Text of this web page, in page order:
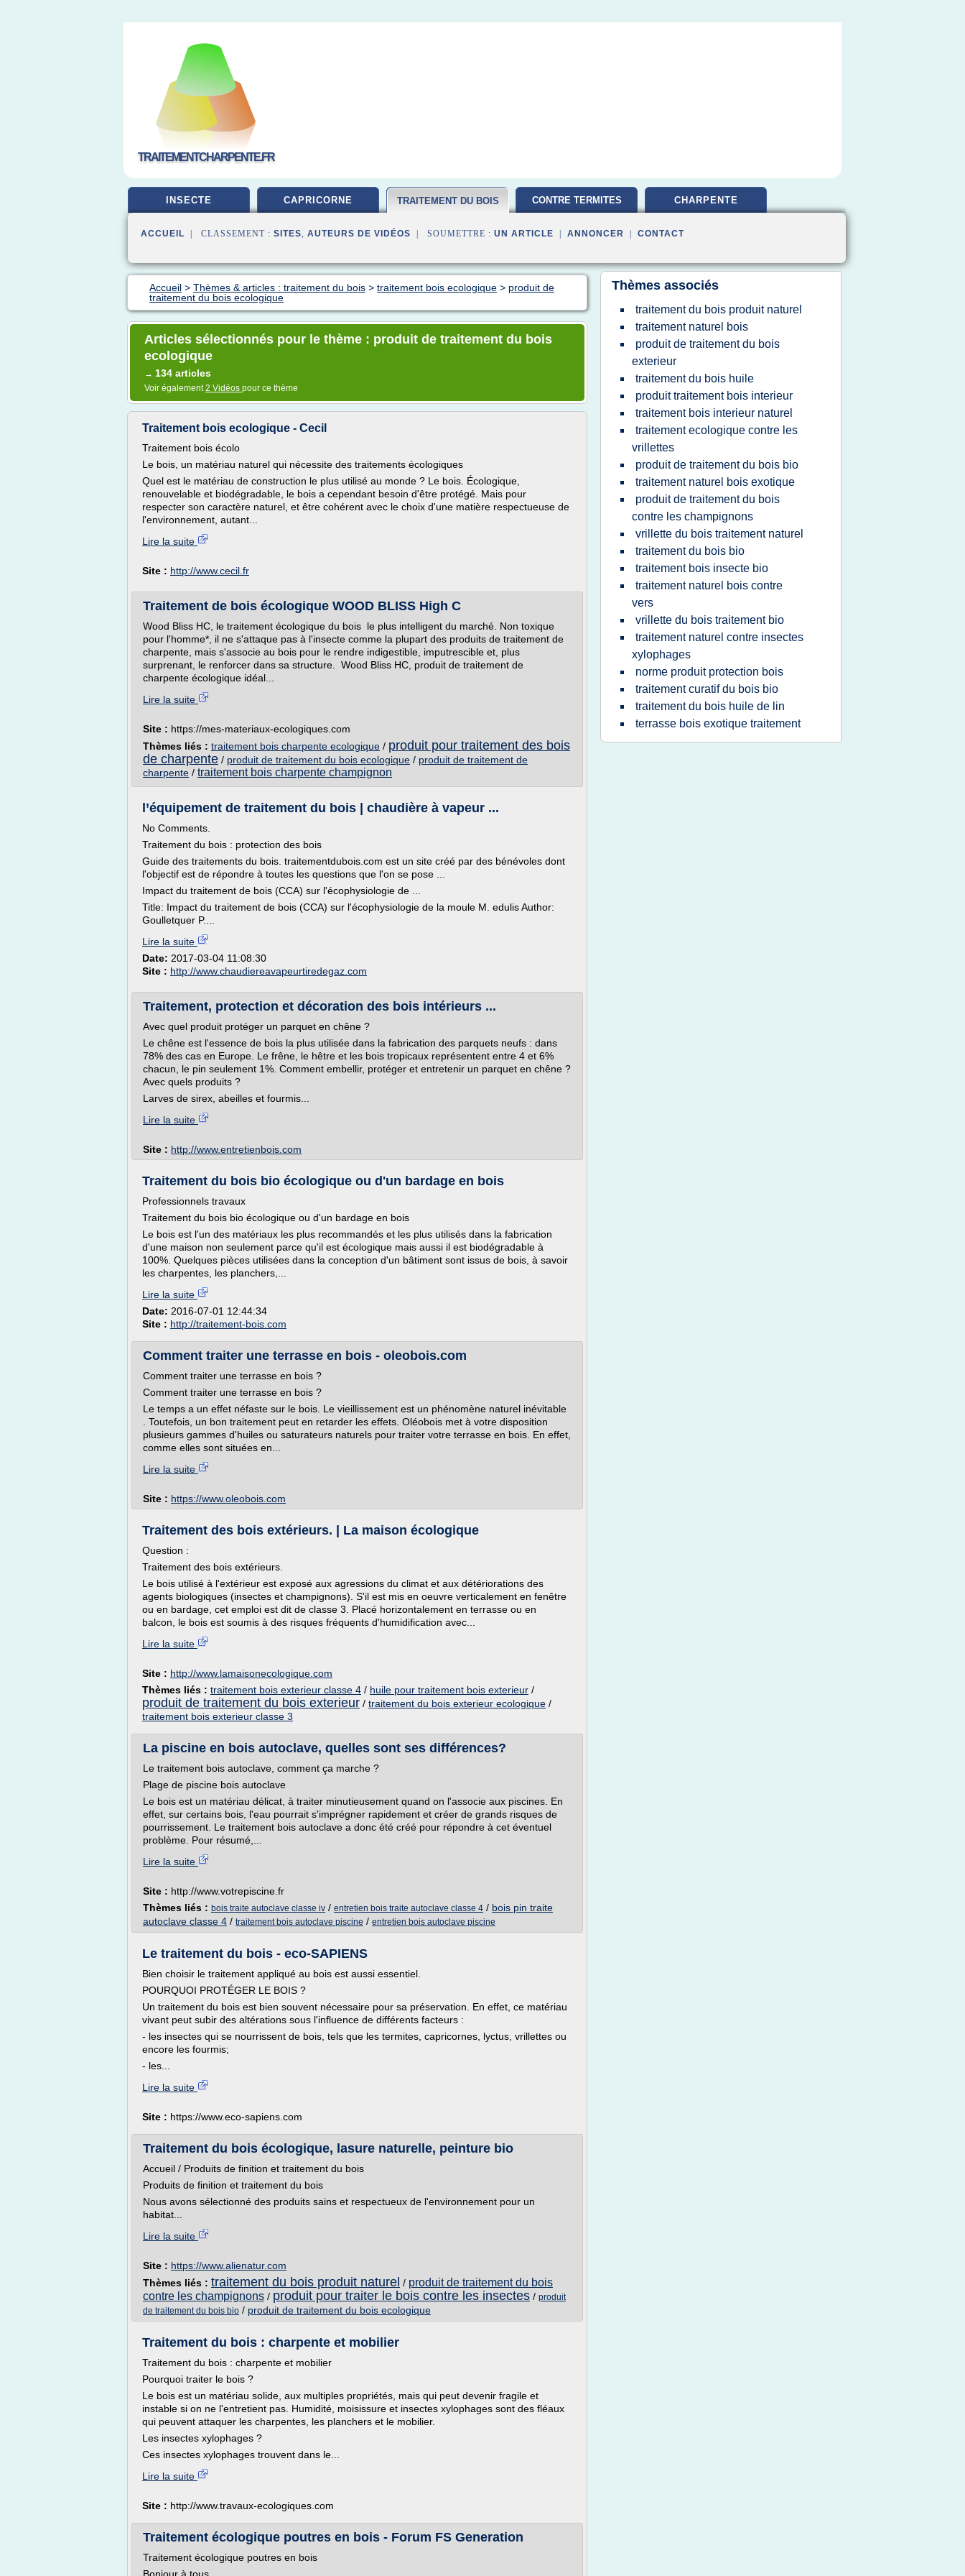
TRAITEMENTCHARPENTE.FR
INSECTE CAPRICORNE TRAITEMENT DU BOIS CONTRE TERMITES CHARPENTE
ACCUEIL | CLASSEMENT : SITES, AUTEURS DE VIDÉOS | SOUMETTRE : UN ARTICLE ANNONCER CONTACT
Accueil > Thèmes & articles : traitement du bois > traitement bois ecologique > produit de
traitement du bois ecologique
Articles sélectionnés pour le thème : produit de traitement du bois
ecologique
→ 134 articles
Voir également2 Vidéos pour ce thème
Traitement bois ecologique - Cecil
Traitement bois écolo
Le bois, un matériau naturel qui nécessite des traitements écologiques
Quel est le matériau de construction le plus utilisé au monde ? Le bois. Écologique,
renouvelable et biodégradable, le bois a cependant besoin d'être protégé. Mais pour
respecter son caractère naturel, et être cohérent avec le choix d'une matière respectueuse de
l'environnement, autant...
Lire la suite
Site : http://www.cecil.fr
Traitement de bois écologique WOOD BLISS High C
Wood Bliss HC, le traitement écologique du bois le plus intelligent du marché. Non toxique
pour l'homme*, il ne s'attaque pas à l'insecte comme la plupart des produits de traitement de
charpente, mais s'associe au bois pour le rendre indigestible, imputrescible et, plus
surprenant, le renforcer dans sa structure. Wood Bliss HC, produit de traitement de
charpente écologique idéal...
Lire la suite
Site : https://mes-materiaux-ecologiques.com
Thèmes liés : traitement bois charpente ecologique / produit pour traitement des bois
de charpente / produit de traitement du bois ecologique / produit de traitement de
charpente / traitement bois charpente champignon
l’équipement de traitement du bois | chaudière à vapeur ...
No Comments.
Traitement du bois : protection des bois
Guide des traitements du bois. traitementdubois.com est un site créé par des bénévoles dont
l'objectif est de répondre à toutes les questions que l'on se pose ...
Impact du traitement de bois (CCA) sur l'écophysiologie de ...
Title: Impact du traitement de bois (CCA) sur l'écophysiologie de la moule M. edulis Author:
Goulletquer P....
Lire la suite
Date: 2017-03-04 11:08:30
Site : http://www.chaudiereavapeurtiredegaz.com
Traitement, protection et décoration des bois intérieurs ...
Avec quel produit protéger un parquet en chêne ?
Le chêne est l'essence de bois la plus utilisée dans la fabrication des parquets neufs : dans
78% des cas en Europe. Le frêne, le hêtre et les bois tropicaux représentent entre 4 et 6%
chacun, le pin seulement 1%. Comment embellir, protéger et entretenir un parquet en chêne ?
Avec quels produits ?
Larves de sirex, abeilles et fourmis...
Lire la suite
Site : http://www.entretienbois.com
Traitement du bois bio écologique ou d'un bardage en bois
Professionnels travaux
Traitement du bois bio écologique ou d'un bardage en bois
Le bois est l'un des matériaux les plus recommandés et les plus utilisés dans la fabrication
d'une maison non seulement parce qu'il est écologique mais aussi il est biodégradable à
100%. Quelques pièces utilisées dans la conception d'un bâtiment sont issus de bois, à savoir
les charpentes, les planchers,...
Lire la suite
Date: 2016-07-01 12:44:34
Site : http://traitement-bois.com
Comment traiter une terrasse en bois - oleobois.com
Comment traiter une terrasse en bois ?
Comment traiter une terrasse en bois ?
Le temps a un effet néfaste sur le bois. Le vieillissement est un phénomène naturel inévitable
. Toutefois, un bon traitement peut en retarder les effets. Oléobois met à votre disposition
plusieurs gammes d'huiles ou saturateurs naturels pour traiter votre terrasse en bois. En effet,
comme elles sont situées en...
Lire la suite
Site : https://www.oleobois.com
Traitement des bois extérieurs. | La maison écologique
Question :
Traitement des bois extérieurs.
Le bois utilisé à l'extérieur est exposé aux agressions du climat et aux détériorations des
agents biologiques (insectes et champignons). S'il est mis en oeuvre verticalement en fenêtre
ou en bardage, cet emploi est dit de classe 3. Placé horizontalement en terrasse ou en
balcon, le bois est soumis à des risques fréquents d'humidification avec...
Lire la suite
Site : http://www.lamaisonecologique.com
Thèmes liés : traitement bois exterieur classe 4 / huile pour traitement bois exterieur /
produit de traitement du bois exterieur / traitement du bois exterieur ecologique /
traitement bois exterieur classe 3
La piscine en bois autoclave, quelles sont ses différences?
Le traitement bois autoclave, comment ça marche ?
Plage de piscine bois autoclave
Le bois est un matériau délicat, à traiter minutieusement quand on l'associe aux piscines. En
effet, sur certains bois, l'eau pourrait s'imprégner rapidement et créer de grands risques de
pourrissement. Le traitement bois autoclave a donc été créé pour répondre à cet éventuel
problème. Pour résumé,...
Lire la suite
Site : http://www.votrepiscine.fr
Thèmes liés : bois traite autoclave classe iv / entretien bois traite autoclave classe 4 / bois pin traite
autoclave classe 4 / traitement bois autoclave piscine / entretien bois autoclave piscine
Le traitement du bois - eco-SAPIENS
Bien choisir le traitement appliqué au bois est aussi essentiel.
POURQUOI PROTÉGER LE BOIS ?
Un traitement du bois est bien souvent nécessaire pour sa préservation. En effet, ce matériau
vivant peut subir des altérations sous l'influence de différents facteurs :
- les insectes qui se nourrissent de bois, tels que les termites, capricornes, lyctus, vrillettes ou
encore les fourmis;
- les...
Lire la suite
Site : https://www.eco-sapiens.com
Traitement du bois écologique, lasure naturelle, peinture bio
Accueil / Produits de finition et traitement du bois
Produits de finition et traitement du bois
Nous avons sélectionné des produits sains et respectueux de l'environnement pour un
habitat...
Lire la suite
Site : https://www.alienatur.com
Thèmes liés : traitement du bois produit naturel / produit de traitement du bois
contre les champignons / produit pour traiter le bois contre les insectes / produit
de traitement du bois bio / produit de traitement du bois ecologique
Traitement du bois : charpente et mobilier
Traitement du bois : charpente et mobilier
Pourquoi traiter le bois ?
Le bois est un matériau solide, aux multiples propriétés, mais qui peut devenir fragile et
instable si on ne l'entretient pas. Humidité, moisissure et insectes xylophages sont des fléaux
qui peuvent attaquer les charpentes, les planchers et le mobilier.
Les insectes xylophages ?
Ces insectes xylophages trouvent dans le...
Lire la suite
Site : http://www.travaux-ecologiques.com
Traitement écologique poutres en bois - Forum FS Generation
Traitement écologique poutres en bois
Thèmes associés
traitement du bois produit naturel
traitement naturel bois
produit de traitement du bois
exterieur
traitement du bois huile
produit traitement bois interieur
traitement bois interieur naturel
traitement ecologique contre les
vrillettes
produit de traitement du bois bio
traitement naturel bois exotique
produit de traitement du bois
contre les champignons
vrillette du bois traitement naturel
traitement du bois bio
traitement bois insecte bio
traitement naturel bois contre
vers
vrillette du bois traitement bio
traitement naturel contre insectes
xylophages
norme produit protection bois
traitement curatif du bois bio
traitement du bois huile de lin
terrasse bois exotique traitement